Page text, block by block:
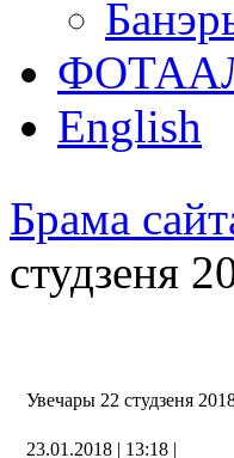
English
Брама
студзеня
Увечары 22 студзеня
23.01.2018 | 13:18 |